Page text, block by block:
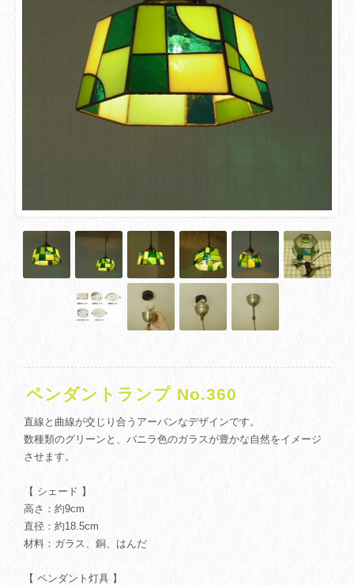
ペンダントランプ No.360
直線と曲線が交じり合うアーバンなデザインです。
数種類のグリーンと、バニラ色のガラスが豊かな自然をイメージ
させます。
【 シェード 】
高さ：約9cm
直径：約18.5cm
材料：ガラス、銅、はんだ
【 ペンダント灯具 】